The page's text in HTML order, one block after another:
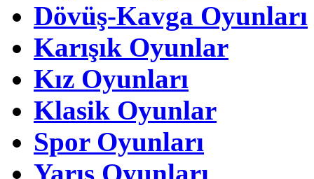
Dövüş-Kavga Oyunları
Karışık Oyunlar
Kız Oyunları
Klasik Oyunlar
Spor Oyunları